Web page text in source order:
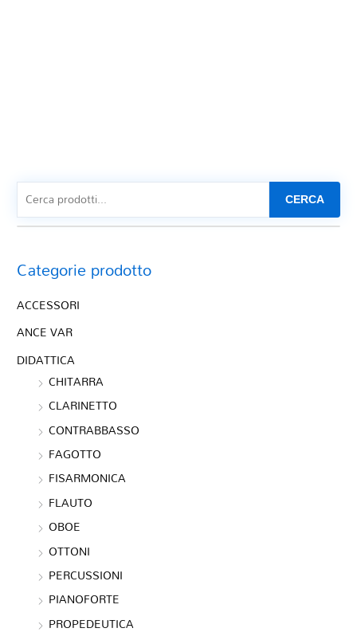
CERCA
Categorie prodotto
ACCESSORI
ANCE VAR
DIDATTICA
CHITARRA
CLARINETTO
CONTRABBASSO
FAGOTTO
FISARMONICA
FLAUTO
OBOE
OTTONI
PERCUSSIONI
PIANOFORTE
PROPEDEUTICA